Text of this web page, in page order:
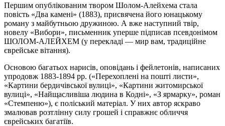
Першим опублікованим твором Шолом-Алейхема стала
повість «Два камені» (1883), присвячена його юнацькому
роману з майбутньою дружиною. А вже наступний твір,
новелу «Вибори», письменник уперше підписав псевдонімом
ШОЛОМ-АЛЕЙХЕМ (у перекладі — мир вам, традиційне
єврейське вітання).
Основою багатьох нарисів, оповідань і фейлетонів, написаних
упродовж 1883-1894 рр. («Перехоплені на пошті листи»,
«Картини бердичівської вулиці», «Картини житомирської
вулиці», «Найщасливіша людина в Кодні», «З ярмарку», роман
«Стемпеню»), є поліський матеріал. У них автор яскраво
змалював розтлінну силу грошей і справжнє обличчя
єврейських багатіїв.